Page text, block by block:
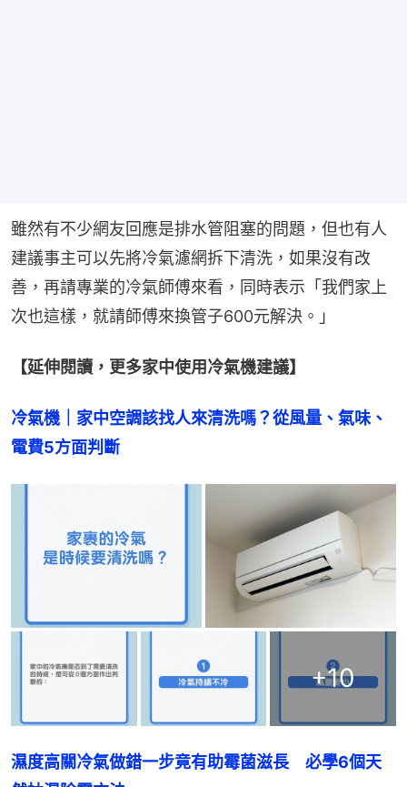
雖然有不少網友回應是排水管阻塞的問題，但也有人
建議事主可以先將冷氣濾網拆下清洗，如果沒有改
善，再請專業的冷氣師傅來看，同時表示「我們家上
次也這樣，就請師傅來換管子600元解決。」
【延伸閱讀，更多家中使用冷氣機建議】
冷氣機｜家中空調該找人來清洗嗎？從風量、氣味、
電費5方面判斷
+10
濕度高關冷氣做錯一步竟有助霉菌滋長　必學6個天